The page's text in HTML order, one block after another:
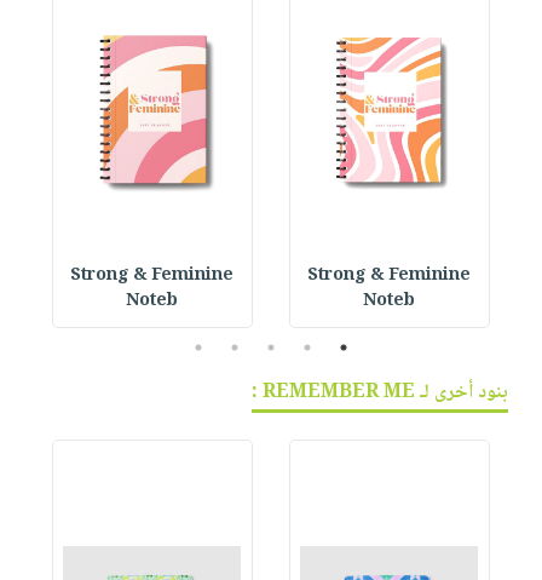
Strong & Feminine
Noteb
Strong & Feminine
Noteb
1
2
3
4
5
بنود أخرى لـ REMEMBER ME :